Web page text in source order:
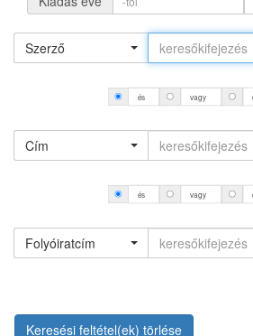
Szerző
és vagy
Cím
és vagy
Folyóiratcím
Keresési feltétel(ek) törlése